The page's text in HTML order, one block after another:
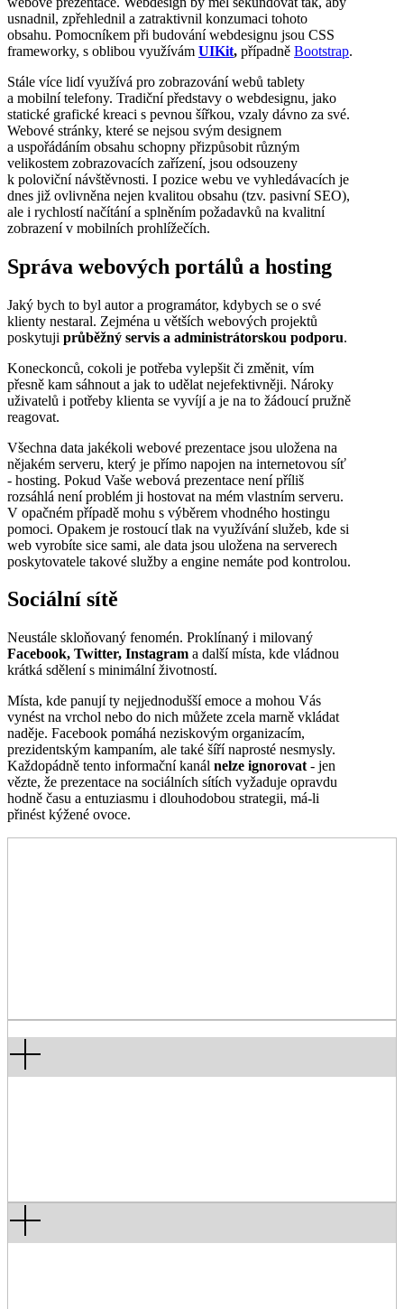
usnadnil, zpřehlednil a zatraktivnil konzumaci tohoto
obsahu. Pomocníkem při budování webdesignu jsou CSS
frameworky, s oblibou využívám UIKit, případně Bootstrap.
Stále více lidí využívá pro zobrazování webů tablety
a mobilní telefony. Tradiční představy o webdesignu, jako
statické grafické kreaci s pevnou šířkou, vzaly dávno za své.
Webové stránky, které se nejsou svým designem
a uspořádáním obsahu schopny přizpůsobit různým
velikostem zobrazovacích zařízení, jsou odsouzeny
k poloviční návštěvnosti. I pozice webu ve vyhledávacích je
dnes již ovlivněna nejen kvalitou obsahu (tzv. pasivní SEO),
ale i rychlostí načítání a splněním požadavků na kvalitní
zobrazení v mobilních prohlížečích.
Správa webových portálů a hosting
Jaký bych to byl autor a programátor, kdybych se o své
klienty nestaral. Zejména u větších webových projektů
poskytuji průběžný servis a administrátorskou podporu.
Koneckonců, cokoli je potřeba vylepšit či změnit, vím
přesně kam sáhnout a jak to udělat nejefektivněji. Nároky
uživatelů i potřeby klienta se vyvíjí a je na to žádoucí pružně
reagovat.
Všechna data jakékoli webové prezentace jsou uložena na
nějakém serveru, který je přímo napojen na internetovou síť
- hosting. Pokud Vaše webová prezentace není příliš
rozsáhlá není problém ji hostovat na mém vlastním serveru.
V opačném případě mohu s výběrem vhodného hostingu
pomoci. Opakem je rostoucí tlak na využívání služeb, kde si
web vyrobíte sice sami, ale data jsou uložena na serverech
poskytovatele takové služby a engine nemáte pod kontrolou.
Sociální sítě
Neustále skloňovaný fenomén. Proklínaný i milovaný
Facebook, Twitter, Instagram a další místa, kde vládnou
krátká sdělení s minimální životností.
Místa, kde panují ty nejjednodušší emoce a mohou Vás
vynést na vrchol nebo do nich můžete zcela marně vkládat
naděje. Facebook pomáhá neziskovým organizacím,
prezidentským kampaním, ale také šíří naprosté nesmysly.
Každopádně tento informační kanál nelze ignorovat - jen
vězte, že prezentace na sociálních sítích vyžaduje opravdu
hodně času a entuziasmu i dlouhodobou strategii, má-li
přinést kýžené ovoce.